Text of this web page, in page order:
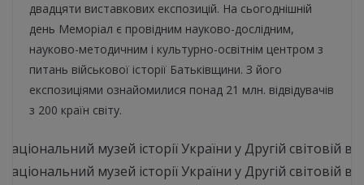
двадцяти виставкових експозицій. На сьогоднішній
день Меморіал є провідним науково-дослідним,
науково-методичним і культурно-освітнім центром з
питань військової історії Батьківщини. З його
експозиціями ознайомилися понад 21 млн. відвідувачів
з 200 країн світу.